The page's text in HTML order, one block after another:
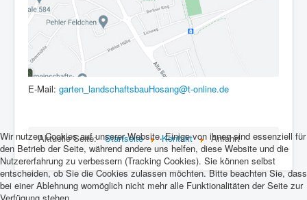
E-Mail: garten_landschaftsbauHosang@t-online.de
Aktuelle Seite: Startseite Kontakt Anfahrt
Wir nutzen Cookies auf unserer Website. Einige von ihnen sind essenziell für
den Betrieb der Seite, während andere uns helfen, diese Website und die
Nutzererfahrung zu verbessern (Tracking Cookies). Sie können selbst
entscheiden, ob Sie die Cookies zulassen möchten. Bitte beachten Sie, dass
bei einer Ablehnung womöglich nicht mehr alle Funktionalitäten der Seite zur